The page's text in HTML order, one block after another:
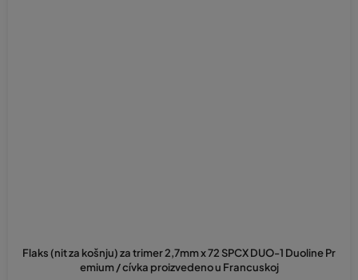
Flaks (nit za košnju) za trimer 2,7mm x 72 SPCX DUO-1 Duoline Pr
emium / cívka proizvedeno u Francuskoj